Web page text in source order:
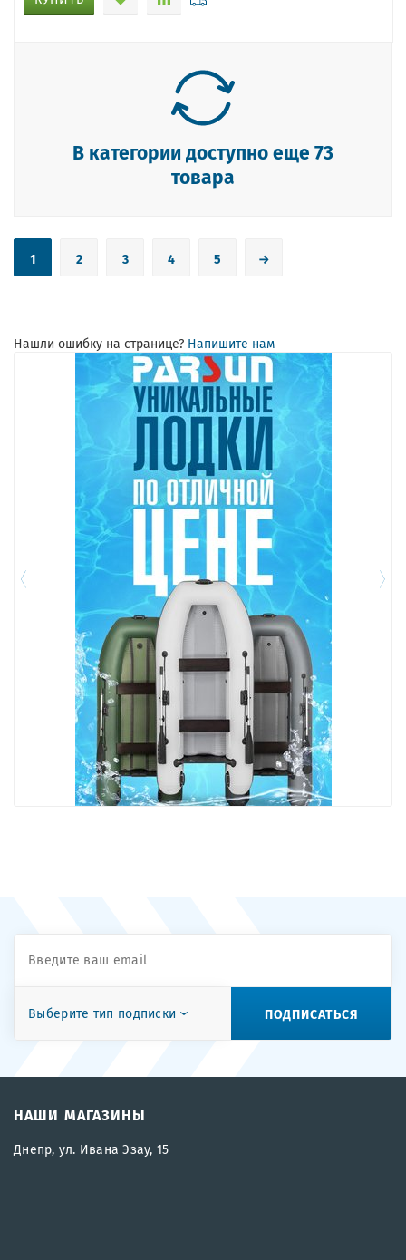
В категории доступно еще 73
товара
1 2 3 4 5 →
Нашли ошибку на странице? Напишите нам
Выберите тип подписки ПОДПИСАТЬСЯ
НАШИ МАГАЗИНЫ
Днепр, ул. Ивана Эзау, 15